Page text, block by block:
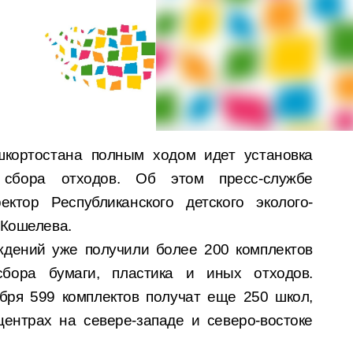
полным ходом идет установка
сбора отходов. Об этом пресс-службе
Республиканского детского эколого-
уже получили более 200 комплектов
бумаги, пластика и иных отходов.
599 комплектов получат еще 250 школ,
на севере-западе и северо-востоке